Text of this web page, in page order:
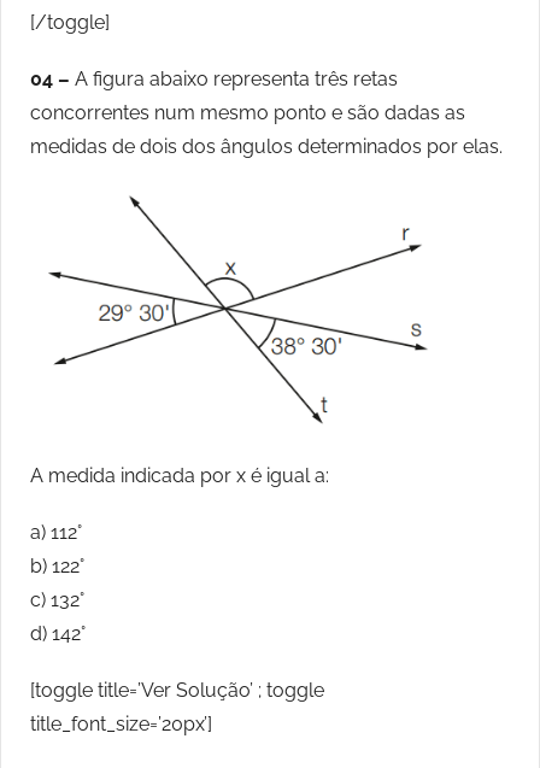
[/toggle]
04 – A figura abaixo representa três retas
concorrentes num mesmo ponto e são dadas as
medidas de dois dos ângulos determinados por elas.
A medida indicada por x é igual a:
a) 112°
b) 122°
c) 132°
d) 142°
[toggle title=’Ver Solução’ ; toggle
title_font_size=’20px’]